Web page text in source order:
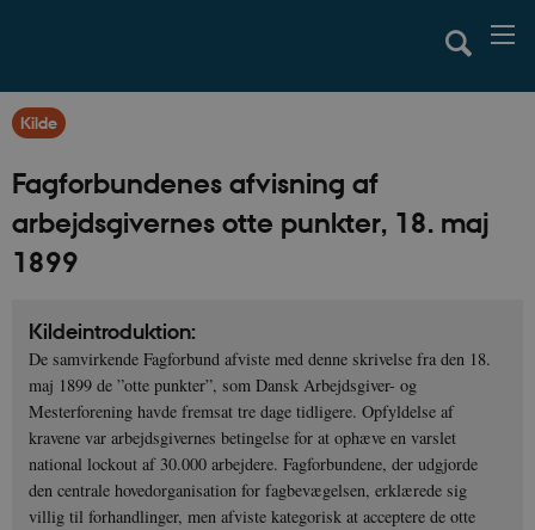
Kilde
Fagforbundenes afvisning af
arbejdsgivernes otte punkter, 18. maj
1899
Kildeintroduktion:
De samvirkende Fagforbund afviste med denne skrivelse fra den 18.
maj 1899 de ”otte punkter”, som Dansk Arbejdsgiver- og
Mesterforening havde fremsat tre dage tidligere. Opfyldelse af
kravene var arbejdsgivernes betingelse for at ophæve en varslet
national lockout af 30.000 arbejdere. Fagforbundene, der udgjorde
den centrale hovedorganisation for fagbevægelsen, erklærede sig
villig til forhandlinger, men afviste kategorisk at acceptere de otte